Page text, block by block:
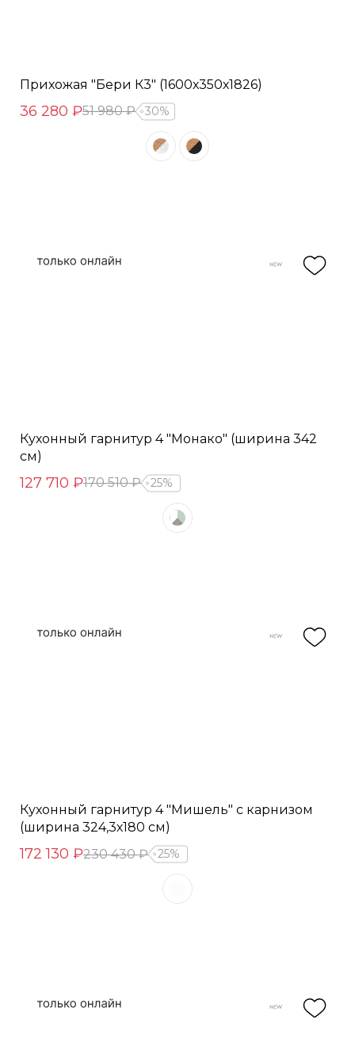
Прихожая "Бери К3" (1600х350х1826)
36 280 ₽51 980 ₽ 30%
Кухонный гарнитур 4 "Монако" (ширина 342
см)
127 710 ₽170 510 ₽ 25%
Кухонный гарнитур 4 "Мишель" с карнизом
(ширина 324,3х180 см)
172 130 ₽230 430 ₽ 25%